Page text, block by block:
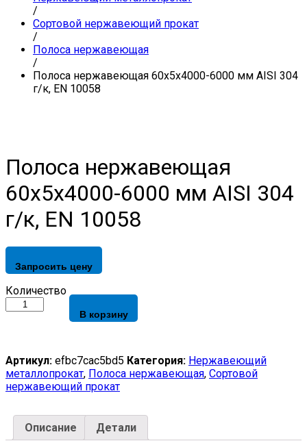
/
Сортовой нержавеющий прокат
/
Полоса нержавеющая
/
Полоса нержавеющая 60х5х4000-6000 мм AISI 304
г/к, EN 10058
Полоса нержавеющая
60х5х4000-6000 мм AISI 304
г/к, EN 10058
Запросить цену
Полоса
нержавеющая
AISI
304
г/
к,
10058
quantity
Количество
В корзину
Артикул: efbc7cac5bd5 Категория: Нержавеющий
металлопрокат, Полоса нержавеющая, Сортовой
нержавеющий прокат
Описание Детали